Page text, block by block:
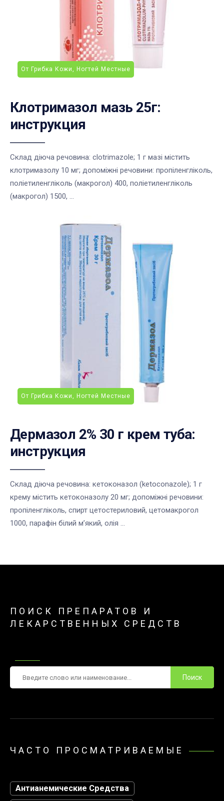
От Грибка Кожи, Ногтей Местные
Клотримазол мазь 25г:
инструкция
Склад діюча речовина: clotrimazole; 1 г мазі містить
клотримазолу 10 мг; допоміжні речовини: пропіленгліколь,
поліетиленгліколь (макрогол) 400, поліетиленгліколь
(макрогол) 1500, ...
От Грибка Кожи, Ногтей Местные
Дермазол 2% 30 г крем туба:
инструкция
Склад діюча речовина: кетоконазол (ketoconazole); 1 г
крему містить кетоконазолу 20 мг; допоміжні речовини:
пропіленгліколь, спирт цетостериловий, цетомакрогол
1000, парафін білий м’який, олія ...
ПОИСК ПРЕПАРАТОВ И
ЛЕКАРСТВЕННЫХ СРЕДСТВ
ЧАСТО ПРОСМАТРИВАЕМЫЕ
Антианемические Средства